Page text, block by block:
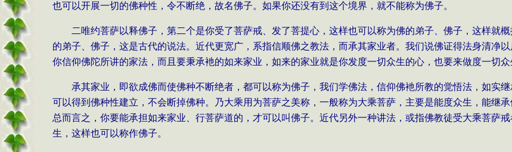
也可以开展一切的佛种性，令不断绝，故名佛子。如果你还没有到这个境界，就不能称为佛子。
二唯约菩萨以释佛子，第二个是你受了菩萨戒、发了菩提心，这样也可以称为佛的弟子、佛子，这样就
的弟子、佛子，这是古代的说法。近代更宽广，系指信顺佛之教法，而承其家业者。我们说佛证得法身清净
你信仰佛陀所讲的家法，而且要秉承衪的如来家业，如来的家业就是你发度一切众生的心，也要来做度一切众
承其家业，即欲成佛而使佛种不断绝者，都可以称为佛子，我们学佛法，信仰佛衪所教的觉悟法，如实
可以得到佛种性建立，不会断掉佛种。乃大乘用为菩萨之美称，一般称为大乘菩萨，主要是能度众生，能继
总而言之，你要能承担如来家业、行菩萨道的，才可以叫佛子。近代另外一种讲法，或指佛教徒受大乘菩萨
生，这样也可以称作佛子。